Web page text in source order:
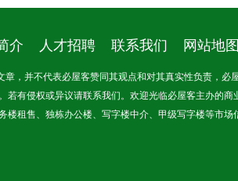
介 人才招聘 联系我们 网站地图
，并不代表必屋客赞同其观点和对其真实性负责，必
若有侵权或异议请联系我们。欢迎光临必屋客主办的
楼租售、独栋办公楼、写字楼中介、甲级写字楼等市场